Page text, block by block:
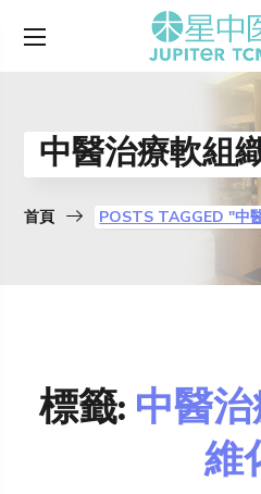
中醫治療軟組
首頁 POSTS TAGGED "中
標籤:中醫
維